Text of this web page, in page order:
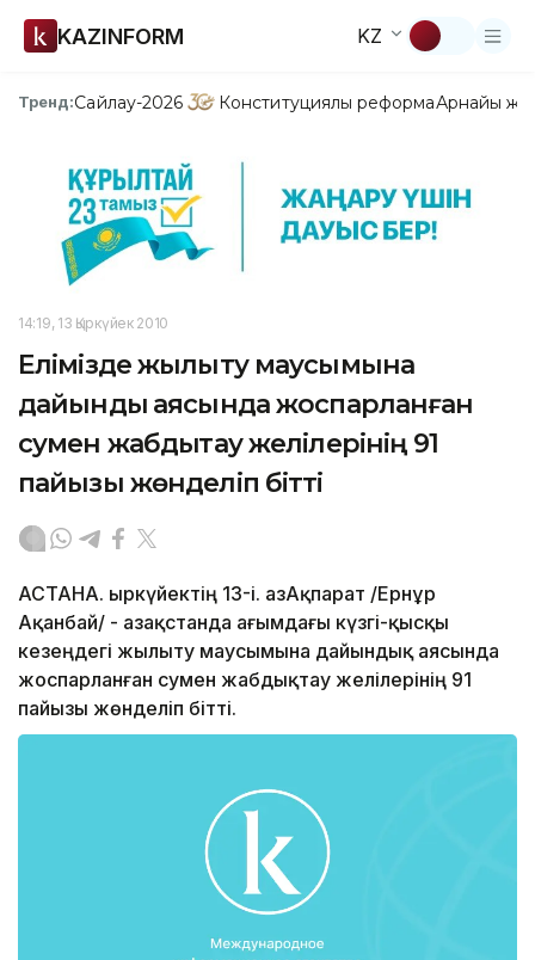
KAZINFORM KZ
Тренд:Сайлау-2026 Конституциялық реформаАрнайы
14:19, 13 Қыркүйек 2010
Елімізде жылыту маусымына
дайындық аясында жоспарланған
сумен жабдықтау желілерінің 91
пайызы жөнделіп бітті
АСТАНА. Қыркүйектің 13-і. ҚазАқпарат /Ернұр
Ақанбай/ - Қазақстанда ағымдағы күзгі-қысқы
кезеңдегі жылыту маусымына дайындық аясында
жоспарланған сумен жабдықтау желілерінің 91
пайызы жөнделіп бітті.